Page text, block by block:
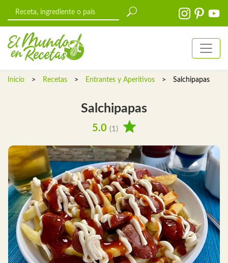
Inicio > Recetas > Entrantes y Aperitivos > Salchipapas
Salchipapas
5.0 (1)